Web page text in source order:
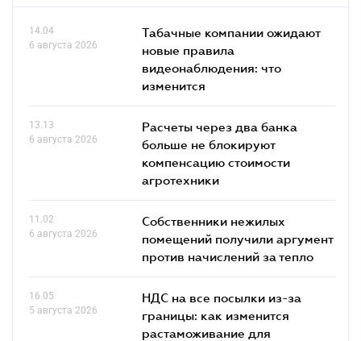
14.04
6 августа 2026
Табачные компании ожидают
новые правила
видеонаблюдения: что
изменится
13.13
6 августа 2026
Расчеты через два банка
больше не блокируют
компенсацию стоимости
агротехники
11.02
6 августа 2026
Собственники нежилых
помещений получили аргумент
против начислений за тепло
16.05
5 августа 2026
НДС на все посылки из-за
границы: как изменится
растаможивание для